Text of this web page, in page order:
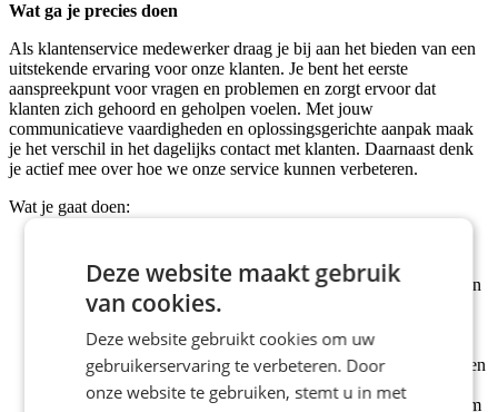
Wat ga je precies doen
Als klantenservice medewerker draag je bij aan het bieden van een
uitstekende ervaring voor onze klanten. Je bent het eerste
aanspreekpunt voor vragen en problemen en zorgt ervoor dat
klanten zich gehoord en geholpen voelen. Met jouw
communicatieve vaardigheden en oplossingsgerichte aanpak maak
je het verschil in het dagelijks contact met klanten. Daarnaast denk
je actief mee over hoe we onze service kunnen verbeteren.
Wat je gaat doen:
klanten met uiteenlopende vragen;
Oplossen van klachten: je zorgt ervoor dat problemen snel en
netjes worden afgehandeld;
problemen onder de aandacht van je team;
Verbeteringen aandragen: je denkt mee over hoe processen en
klanttevredenheid verder kunnen worden geoptimaliseerd;
Werken met systemen: je maakt gebruik van diverse tools om
Deze website maakt gebruik
van cookies.
Deze website gebruikt cookies om uw
gebruikerservaring te verbeteren. Door
onze website te gebruiken, stemt u in met